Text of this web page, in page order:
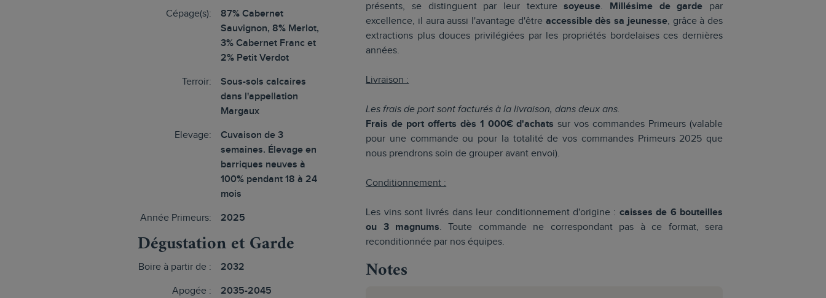
Cépage(s):
87% Cabernet
Sauvignon, 8% Merlot,
3% Cabernet Franc et
2% Petit Verdot
Terroir:
Sous-sols calcaires
dans l'appellation
Margaux
Elevage:
Cuvaison de 3
semaines. Élevage en
barriques neuves à
100% pendant 18 à 24
mois
Année Primeurs: 2025
Dégustation et Garde
Boire à partir de : 2032
Apogée : 2035-2045
présents, se distinguent par leur texturesoyeuse. Millésime de garde par
excellence, il aura aussi l'avantage d'être accessible dès sa jeunesse, grâce à des
extractions plus douces privilégiées par les propriétés bordelaises ces dernières
années.
Livraison :
Les frais de port sont facturés à la livraison, dans deux ans.
Frais de port offerts dès 1 000€ d'achats sur vos commandes Primeurs (valable
pour une commande ou pour la totalité de vos commandes Primeurs 2025 que
nous prendrons soin de grouper avant envoi).
Conditionnement :
Les vins sont livrés dans leur conditionnement d'origine : caisses de 6 bouteilles
ou 3 magnums. Toute commande ne correspondant pas à ce format, sera
reconditionnée par nos équipes.
Notes